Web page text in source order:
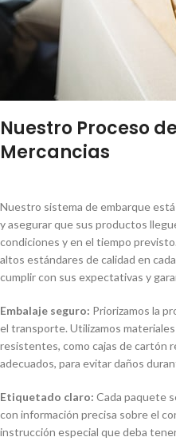
Nuestro Proceso
Mercancias
Nuestro sistema de embarque
y asegurar que sus productos
condiciones y en el tiempo
altos estándares de calidad en
cumplir con sus expectativas y
Embalaje seguro: Priorizamos la
el transporte. Utilizamos
resistentes, como cajas de cartón
adecuados, para evitar daños
Etiquetado claro: Cada paquete
con información precisa sobre el
instrucción especial que deba